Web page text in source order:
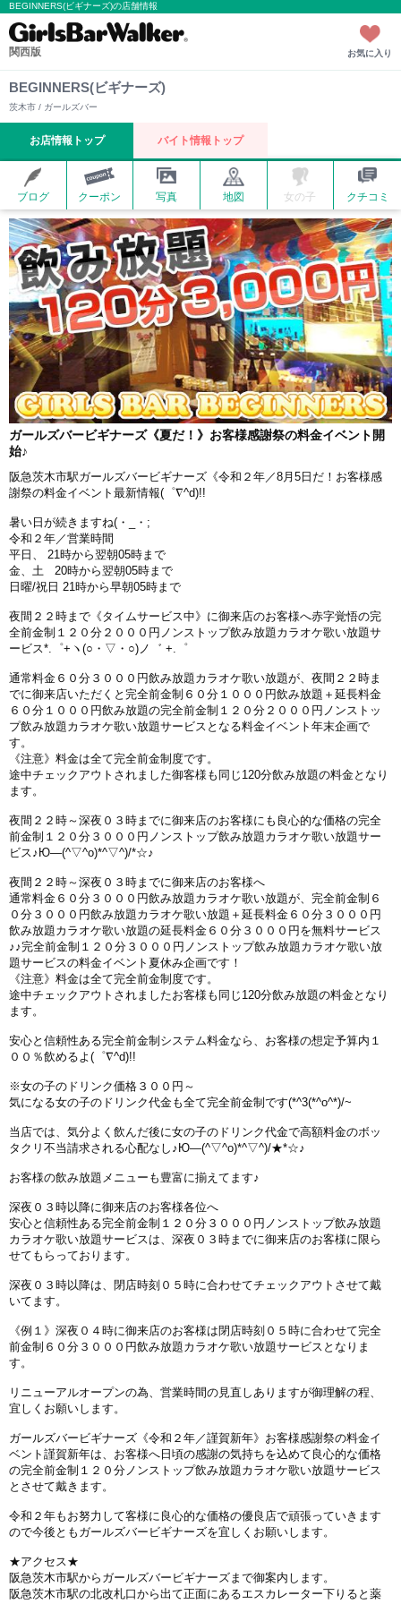
BEGINNERS(ビギナーズ)の店舗情報
関西版 お気に入り
BEGINNERS(ビギナーズ)
茨木市 / ガールズバー
お店情報トップ バイト情報トップ
ブログ クーポン 写真 地図 女の子 クチコミ
ガールズバービギナーズ《夏だ！》お客様感謝祭の料金イベント開
始♪
阪急茨木市駅ガールズバービギナーズ《令和２年／8月5日だ！お客様感
謝祭の料金イベント最新情報(゜∇^d)!!
暑い日が続きますね(・_・;
令和２年／営業時間
平日、 21時から翌朝05時まで
金、土 20時から翌朝05時まで
日曜/祝日 21時から早朝05時まで
夜間２２時まで《タイムサービス中》に御来店のお客様へ赤字覚悟の完
全前金制１２０分２０００円ノンストップ飲み放題カラオケ歌い放題サ
ービス*.゜+ヽ(○・▽・○)ノ゛ +.゜
通常料金６０分３０００円飲み放題カラオケ歌い放題が、夜間２２時ま
でに御来店いただくと完全前金制６０分１０００円飲み放題＋延長料金
６０分１０００円飲み放題の完全前金制１２０分２０００円ノンストッ
プ飲み放題カラオケ歌い放題サービスとなる料金イベント年末企画で
す。
《注意》料金は全て完全前金制度です。
途中チェックアウトされました御客様も同じ120分飲み放題の料金となり
ます。
夜間２２時～深夜０３時までに御来店のお客様にも良心的な価格の完全
前金制１２０分３０００円ノンストップ飲み放題カラオケ歌い放題サー
ビス♪Ю―(^▽^o)*^▽^)/*☆♪
夜間２２時～深夜０３時までに御来店のお客様へ
通常料金６０分３０００円飲み放題カラオケ歌い放題が、完全前金制６
０分３０００円飲み放題カラオケ歌い放題＋延長料金６０分３０００円
飲み放題カラオケ歌い放題の延長料金６０分３０００円を無料サービス
♪♪完全前金制１２０分３０００円ノンストップ飲み放題カラオケ歌い放
題サービスの料金イベント夏休み企画です！
《注意》料金は全て完全前金制度です。
途中チェックアウトされましたお客様も同じ120分飲み放題の料金となり
ます。
安心と信頼性ある完全前金制システム料金なら、お客様の想定予算内１
００％飲めるよ(゜∇^d)!!
※女の子のドリンク価格３００円～
気になる女の子のドリンク代金も全て完全前金制です(*^3(*^o^*)/~
当店では、気分よく飲んだ後に女の子のドリンク代金で高額料金のボッ
タクリ不当請求される心配なし♪Ю―(^▽^o)*^▽^)/★*☆♪
お客様の飲み放題メニューも豊富に揃えてます♪
深夜０３時以降に御来店のお客様各位へ
安心と信頼性ある完全前金制１２０分３０００円ノンストップ飲み放題
カラオケ歌い放題サービスは、深夜０３時までに御来店のお客様に限ら
せてもらっております。
深夜０３時以降は、閉店時刻０５時に合わせてチェックアウトさせて戴
いてます。
《例１》深夜０４時に御来店のお客様は閉店時刻０５時に合わせて完全
前金制６０分３０００円飲み放題カラオケ歌い放題サービスとなりま
す。
リニューアルオープンの為、営業時間の見直しありますが御理解の程、
宜しくお願いします。
ガールズバービギナーズ《令和２年／謹賀新年》お客様感謝祭の料金イ
ベント謹賀新年は、お客様へ日頃の感謝の気持ちを込めて良心的な価格
の完全前金制１２０分ノンストップ飲み放題カラオケ歌い放題サービス
とさせて戴きます。
令和２年もお努力して客様に良心的な価格の優良店で頑張っていきます
ので今後ともガールズバービギナーズを宜しくお願いします。
★アクセス★
阪急茨木市駅からガールズバービギナーズまで御案内します。
阪急茨木市駅の北改札口から出て正面にあるエスカレーター下りると薬